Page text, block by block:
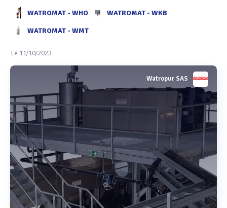
WATROMAT - WHO WATROMAT - WKB
WATROMAT - WMT
Le 11/10/2023
Watropur SAS